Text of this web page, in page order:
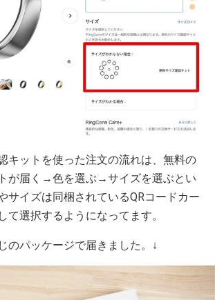
キットを使った注文の流れは、無料の
が届く→色を選ぶ→サイズを選ぶとい
サイズは同梱されているQRコードカー
て選択するようになってます。
のパッケージで届きました。↓